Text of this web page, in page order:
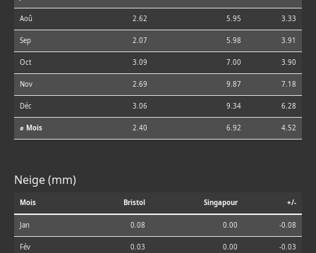
Aoû 2.62 5.95 3.33
Sep 2.07 5.98 3.91
Oct 3.09 7.00 3.90
Nov 2.69 9.87 7.18
Déc 3.06 9.34 6.28
⌀ Mois 2.40 6.92 4.52
Neige (mm)
Mois Bristol Singapour +/-
Jan 0.08 0.00 -0.08
Fév 0.03 0.00 -0.03